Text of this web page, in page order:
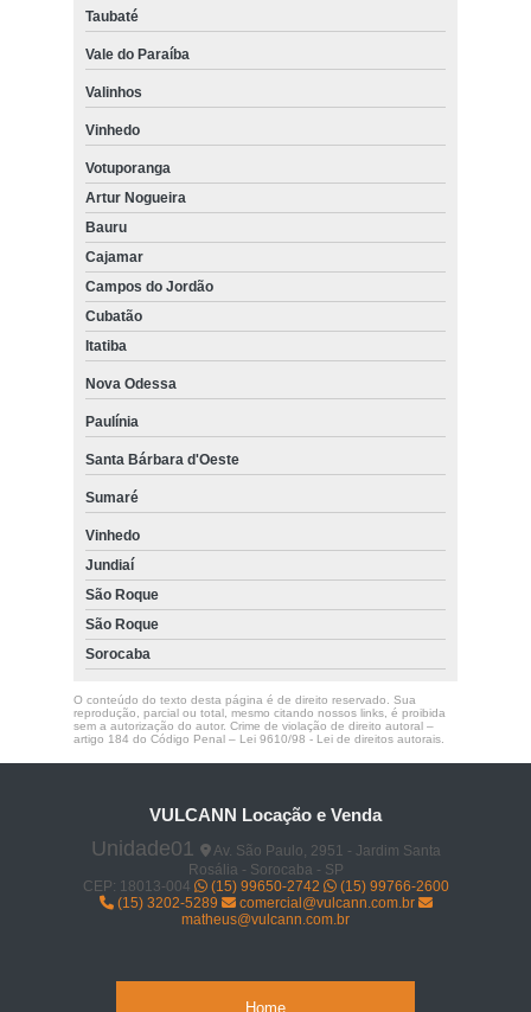
Taubaté
Vale do Paraíba
Valinhos
Vinhedo
Votuporanga
Artur Nogueira
Bauru
Cajamar
Campos do Jordão
Cubatão
Itatiba
Nova Odessa
Paulínia
Santa Bárbara d'Oeste
Sumaré
Vinhedo
Jundiaí
São Roque
São Roque
Sorocaba
O conteúdo do texto desta página é de direito reservado. Sua
reprodução, parcial ou total, mesmo citando nossos links, é proibida
sem a autorização do autor. Crime de violação de direito autoral –
artigo 184 do Código Penal – Lei 9610/98 - Lei de direitos autorais.
VULCANN Locação e Venda
Unidade01
Av. São Paulo, 2951 - Jardim Santa
Rosália - Sorocaba - SP
CEP: 18013-004
(15) 99650-2742
(15) 99766-2600
(15) 3202-5289
comercial@vulcann.com.br
matheus@vulcann.com.br
Home